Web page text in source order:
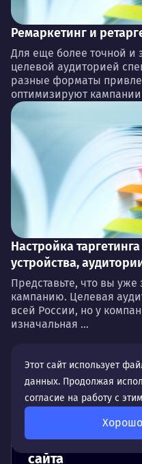
Ремаркетинг и
Для еще более точной и
целевой аудиторией
разные форматы
оптимизируют кампании
Настройка
устройства,
Представьте, что вы
кампанию. Целевая
всей России, но у
изначальная ...
Связанные
Базовая
сайта
Этот сайт использует
данных. Продолжая
согласие на работу с